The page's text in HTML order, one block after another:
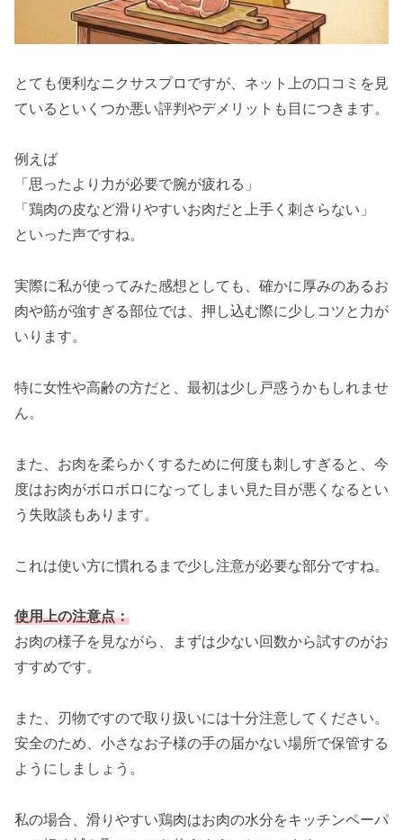
とても便利なニクサスプロですが、ネット上の口コミを見
ているといくつか悪い評判やデメリットも目につきます。
例えば
「思ったより力が必要で腕が疲れる」
「鶏肉の皮など滑りやすいお肉だと上手く刺さらない」
といった声ですね。
実際に私が使ってみた感想としても、確かに厚みのあるお
肉や筋が強すぎる部位では、押し込む際に少しコツと力が
いります。
特に女性や高齢の方だと、最初は少し戸惑うかもしれませ
ん。
また、お肉を柔らかくするために何度も刺しすぎると、今
度はお肉がボロボロになってしまい見た目が悪くなるとい
う失敗談もあります。
これは使い方に慣れるまで少し注意が必要な部分ですね。
使用上の注意点：
お肉の様子を見ながら、まずは少ない回数から試すのがお
すすめです。
また、刃物ですので取り扱いには十分注意してください。
安全のため、小さなお子様の手の届かない場所で保管する
ようにしましょう。
私の場合、滑りやすい鶏肉はお肉の水分をキッチンペーパ